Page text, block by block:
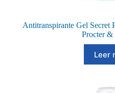
Antitranspirante Gel Secret
Procter &
Leer